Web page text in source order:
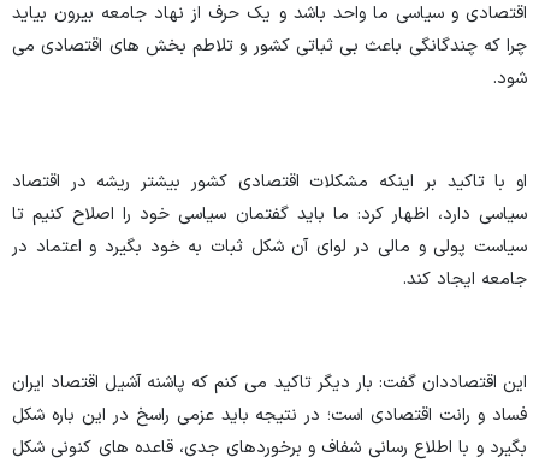
اقتصادی و سیاسی ما واحد باشد و یک حرف از نهاد جامعه بیرون بیاید
چرا که چندگانگی باعث بی ثباتی کشور و تلاطم بخش های اقتصادی می
شود.
او با تاکید بر اینکه مشکلات اقتصادی کشور بیشتر ریشه در اقتصاد
سیاسی دارد، اظهار کرد: ما باید گفتمان سیاسی خود را اصلاح کنیم تا
سیاست پولی و مالی در لوای آن شکل ثبات به خود بگیرد و اعتماد در
جامعه ایجاد کند.
این اقتصاددان گفت: بار دیگر تاکید می کنم که پاشنه آشیل اقتصاد ایران
فساد و رانت اقتصادی است؛ در نتیجه باید عزمی راسخ در این باره شکل
بگیرد و با اطلاع رسانی شفاف و برخوردهای جدی، قاعده های کنونی شکل